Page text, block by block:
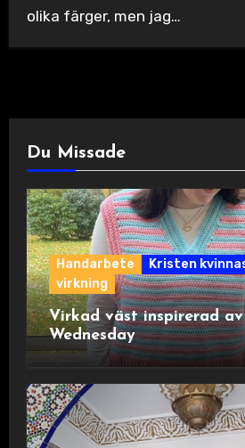
olika färger, men jag…
Du Missade
Handarbete
Kristen
virkning
Virkad väst inspirerad
Wednesday